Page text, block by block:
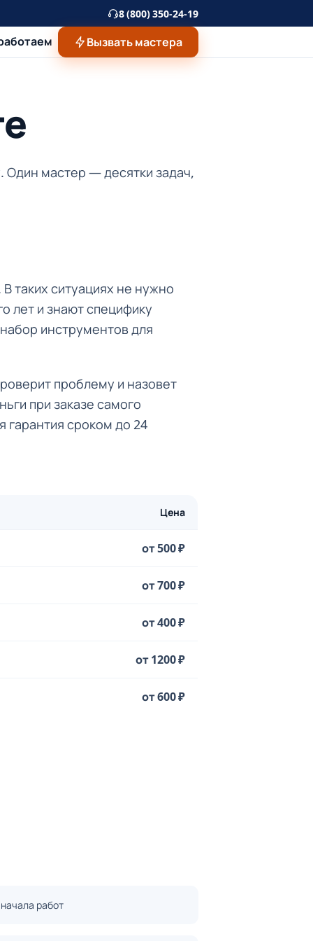
8 (800) 350-24-19
Вызвать мастера
Один мастер — десятки задач,
таких ситуациях не нужно
лет и знают специфику
инструментов для
проблему и назовет
при заказе самого
гарантия сроком до 24
Цена
от 500 ₽
от 700 ₽
от 400 ₽
от 1200 ₽
от 600 ₽
работ